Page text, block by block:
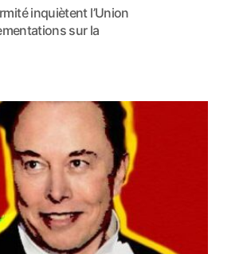
inquiètent l’Union
sur la